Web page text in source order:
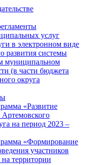
услуг
в электронном виде
развития системы
муниципальном
(в части бюджета
округа
«Развитие
Артемовского
на период 2023 –
«Формирование
участников
территории